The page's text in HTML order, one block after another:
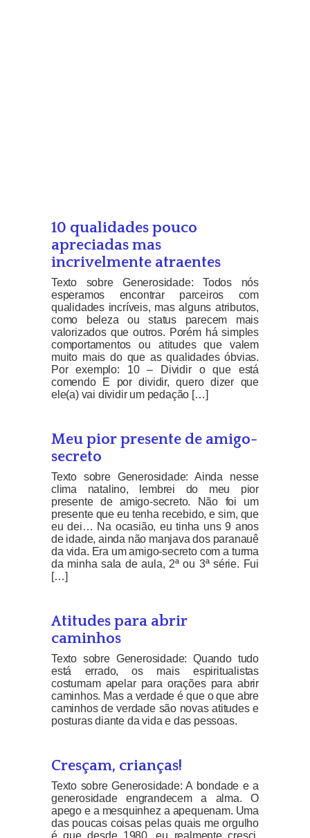
10 qualidades pouco
apreciadas mas
incrivelmente atraentes
Texto sobre Generosidade: Todos nós
esperamos encontrar parceiros com
qualidades incríveis, mas alguns atributos,
como beleza ou status parecem mais
valorizados que outros. Porém há simples
comportamentos ou atitudes que valem
muito mais do que as qualidades óbvias.
Por exemplo: 10 – Dividir o que está
comendo E por dividir, quero dizer que
ele(a) vai dividir um pedação […]
Meu pior presente de amigo-
secreto
Texto sobre Generosidade: Ainda nesse
clima natalino, lembrei do meu pior
presente de amigo-secreto. Não foi um
presente que eu tenha recebido, e sim, que
eu dei… Na ocasião, eu tinha uns 9 anos
de idade, ainda não manjava dos paranauê
da vida. Era um amigo-secreto com a turma
da minha sala de aula, 2ª ou 3ª série. Fui
[…]
Atitudes para abrir
caminhos
Texto sobre Generosidade: Quando tudo
está errado, os mais espiritualistas
costumam apelar para orações para abrir
caminhos. Mas a verdade é que o que abre
caminhos de verdade são novas atitudes e
posturas diante da vida e das pessoas.
Cresçam, crianças!
Texto sobre Generosidade: A bondade e a
generosidade engrandecem a alma. O
apego e a mesquinhez a apequenam. Uma
das poucas coisas pelas quais me orgulho
é que desde 1980, eu realmente cresci.